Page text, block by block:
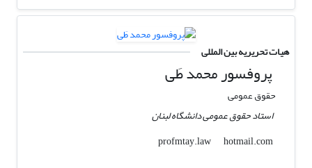
هیات تحریریه بین المللی
پروفسور محمد طَی
حقوق عمومی
استاد حقوق عمومی دانشگاه لبنان
profmtay.law
hotmail.com